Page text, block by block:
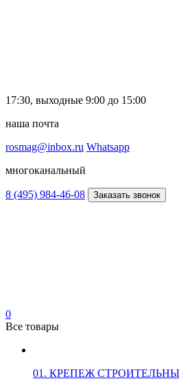
17:30, выходные 9:00 до 15:00
наша почта
rosmag@inbox.ru Whatsapp
многоканальный
8 (495) 984-46-08 Заказать звонок
0
Все товары
01. КРЕПЕЖ